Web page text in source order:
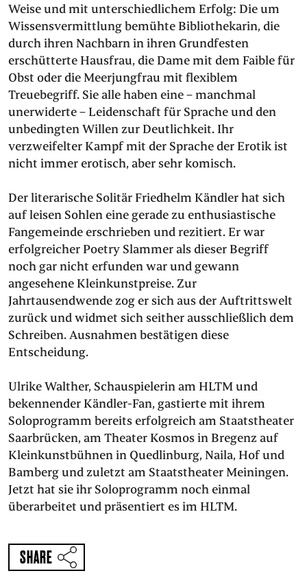
Weise und mit unterschiedlichem Erfolg: Die um
Wissensvermittlung bemühte Bibliothekarin, die
durch ihren Nachbarn in ihren Grundfesten
erschütterte Hausfrau, die Dame mit dem Faible für
Obst oder die Meerjungfrau mit flexiblem
Treuebegriff. Sie alle haben eine – manchmal
unerwiderte – Leidenschaft für Sprache und den
unbedingten Willen zur Deutlichkeit. Ihr
verzweifelter Kampf mit der Sprache der Erotik ist
nicht immer erotisch, aber sehr komisch.
Der literarische Solitär Friedhelm Kändler hat sich
auf leisen Sohlen eine gerade zu enthusiastische
Fangemeinde erschrieben und rezitiert. Er war
erfolgreicher Poetry Slammer als dieser Begriff
noch gar nicht erfunden war und gewann
angesehene Kleinkunstpreise. Zur
Jahrtausendwende zog er sich aus der Auftrittswelt
zurück und widmet sich seither ausschließlich dem
Schreiben. Ausnahmen bestätigen diese
Entscheidung.
Ulrike Walther, Schauspielerin am HLTM und
bekennender Kändler-Fan, gastierte mit ihrem
Soloprogramm bereits erfolgreich am Staatstheater
Saarbrücken, am Theater Kosmos in Bregenz auf
Kleinkunstbühnen in Quedlinburg, Naila, Hof und
Bamberg und zuletzt am Staatstheater Meiningen.
Jetzt hat sie ihr Soloprogramm noch einmal
überarbeitet und präsentiert es im HLTM.
SHARE